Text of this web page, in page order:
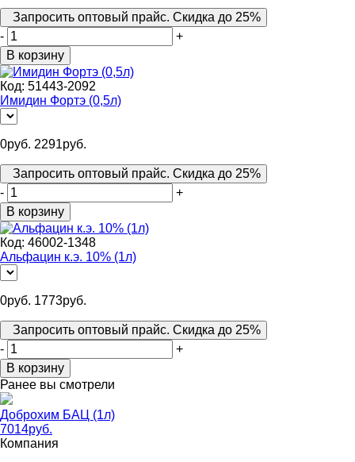
Запросить оптовый прайс. Скидка до 25%
-
+
В корзину
Код: 51443-2092
Имидин Фортэ (0,5л)
0руб. 2291руб.
Запросить оптовый прайс. Скидка до 25%
-
+
В корзину
Код: 46002-1348
Альфацин к.э. 10% (1л)
0руб. 1773руб.
Запросить оптовый прайс. Скидка до 25%
-
+
В корзину
Ранее вы смотрели
Доброхим БАЦ (1л)
7014руб.
Компания